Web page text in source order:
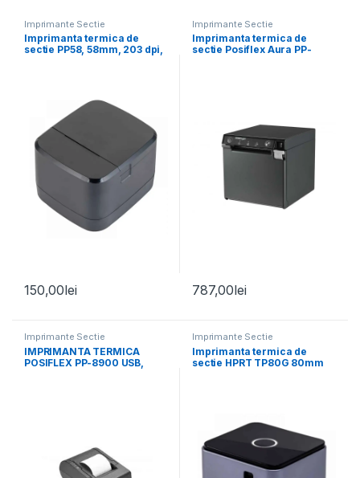
Imprimante Sectie
Imprimanta termica de
sectie PP58, 58mm, 203 dpi,
150,00lei
Imprimante Sectie
Imprimanta termica de
sectie Posiflex Aura PP-
787,00lei
Imprimante Sectie
IMPRIMANTA TERMICA
POSIFLEX PP-8900 USB,
Imprimante Sectie
Imprimanta termica de
sectie HPRT TP80G 80mm